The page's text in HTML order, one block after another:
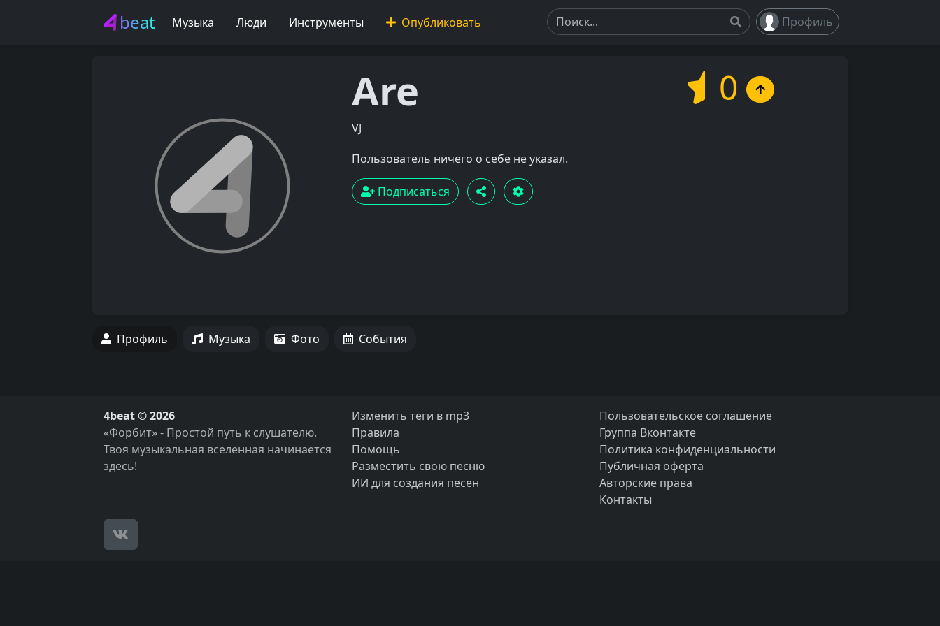
beat Музыка Люди Инструменты Опубликовать Профиль
Are
VJ
0
Пользователь ничего о себе не указал.
Подписаться
Профиль Музыка Фото События
4beat © 2026
«Форбит» - Простой путь к слушателю.
Твоя музыкальная вселенная начинается
здесь!
Изменить теги в mp3
Правила
Помощь
Разместить свою песню
ИИ для создания песен
Пользовательское соглашение
Группа Вконтакте
Политика конфиденциальности
Публичная оферта
Авторские права
Контакты